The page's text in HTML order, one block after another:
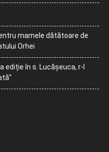
mamele dătătoare de
Orhei
ediție în s. Lucășeuca, r-l